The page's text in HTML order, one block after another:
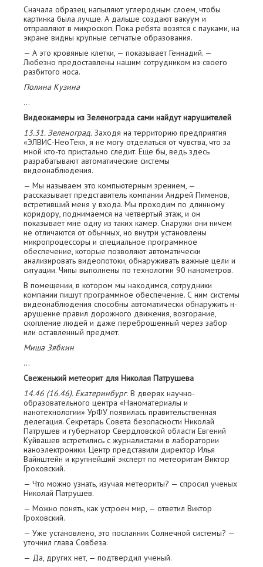
Сначала образец напыляют углеродным слоем, чтобы
картинка была лучше. А дальше создают вакуум и
отправляют в микроскоп. Пока ребята возятся с пауками, на
экране видны крупные сетчатые образования.
— А это кровяные клетки, — показывает Геннадий. —
Любезно предоставлены нашим ­сотрудником из своего
разбитого носа.
Полина Кузина
…
Видеокамеры из Зеленограда сами найдут нарушителей
13.31. Зеленоград. Заходя на территорию предприятия
«ЭЛВИС-НеоТек», я не могу отделаться от чувства, что за
мной кто-то пристально следит. Еще бы, ведь здесь
разрабатывают автоматические системы
видеонаблюдения.
— Мы называем это компьютерным зрением, —
рассказывает представитель компании Андрей Пименов,
встретивший меня у входа. Мы проходим по длинному
коридору, поднимаемся на четвертый этаж, и он
показывает мне одну из таких камер. Снаружи они ничем
не отличаются от обычных, но внутри установлены
микропроцессоры и специальное программное
обеспечение, которые позволяют а­втоматически
анализировать видеопотоки, обнаруживать важные цели и
ситуации. Чипы выполнены по технологии 90 нанометров.
В помещении, в котором мы находимся, ­сотрудники
компании пишут программное обеспечение. С ним системы
видеонаблюдения способны автоматически обнаружить н­
арушение правил дорожного движения, возгорание,
скопление людей и даже переброшенный через забор
или оставленный предмет.
Миша Зябкин
…
Свеженький метеорит для Николая Патрушева
14.46 (16.46). Екатеринбург. В дверях научно-
образовательного центра «Наноматериалы и
нанотехнологии» УрФУ появилась правительственная
делегация. Секретарь С­овета безопасности Николай
Патрушев и губернатор Свердловской области Евгений
Куйвашев встретились с журналистами в лаборатории
наноэлектроники. Центр представили директор Илья
Вайнштейн и крупнейший эксперт по метеоритам Виктор
Гроховский.
— Что можно узнать, изучая метеориты? — спросил ученых
Николай Патрушев.
— Можно понять, как устроен мир, — ответил Виктор
Гроховский.
— Уже установлено, это посланник Солнечной системы? —
уточнил глава Совбеза.
— Да, других нет, — подтвердил ученый.